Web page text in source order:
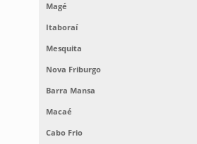
Magé
Itaboraí
Mesquita
Nova Friburgo
Barra Mansa
Macaé
Cabo Frio